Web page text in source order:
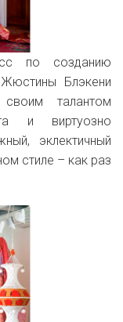
по созданию
Блэкени
талантом
и виртуозно
эклектичный
стиле – как раз